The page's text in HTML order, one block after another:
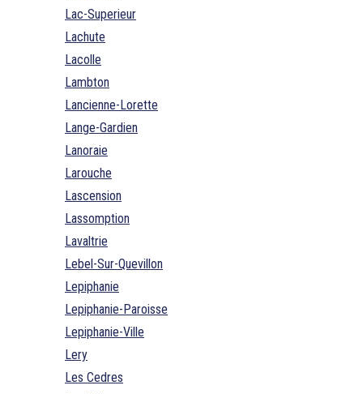
Lac-Superieur
Lachute
Lacolle
Lambton
Lancienne-Lorette
Lange-Gardien
Lanoraie
Larouche
Lascension
Lassomption
Lavaltrie
Lebel-Sur-Quevillon
Lepiphanie
Lepiphanie-Paroisse
Lepiphanie-Ville
Lery
Les Cedres